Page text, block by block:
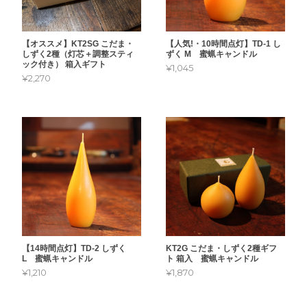
【オススメ】KT2SG こだま・
しずく2種（灯芯＋調整スティ
ック付き） 箱入ギフト
¥2,270
【人気!・10時間点灯】TD-1 し
ずく M 蜜蝋キャンドル
¥1,045
【14時間点灯】TD-2 しずく
L 蜜蝋キャンドル
¥1,210
KT2G こだま・しずく2種ギフ
ト 箱入 蜜蝋キャンドル
¥1,870